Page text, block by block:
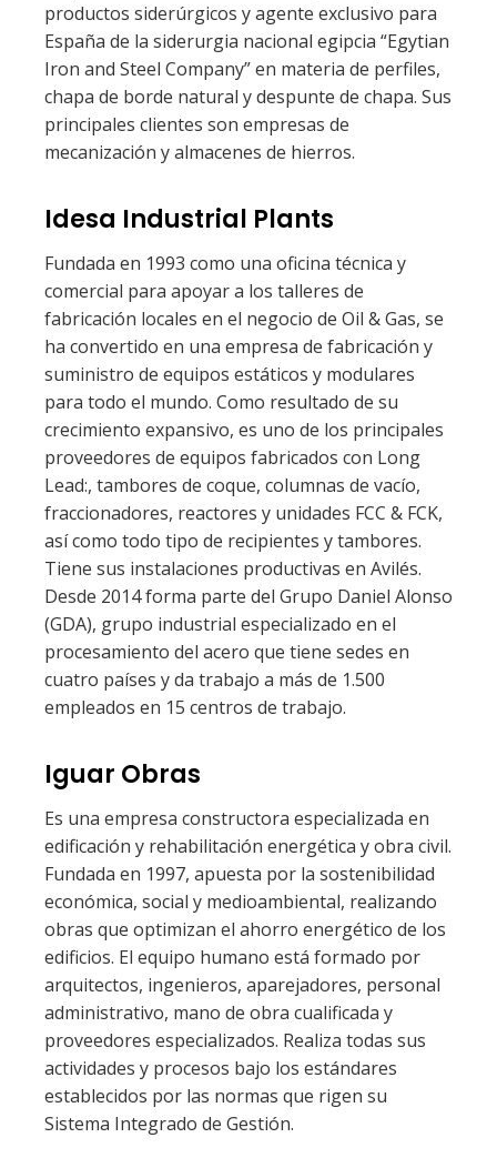
productos siderúrgicos y agente exclusivo para
España de la siderurgia nacional egipcia “Egytian
Iron and Steel Company” en materia de perfiles,
chapa de borde natural y despunte de chapa. Sus
principales clientes son empresas de
mecanización y almacenes de hierros.
Idesa Industrial Plants
Fundada en 1993 como una oficina técnica y
comercial para apoyar a los talleres de
fabricación locales en el negocio de Oil & Gas, se
ha convertido en una empresa de fabricación y
suministro de equipos estáticos y modulares
para todo el mundo. Como resultado de su
crecimiento expansivo, es uno de los principales
proveedores de equipos fabricados con Long
Lead:, tambores de coque, columnas de vacío,
fraccionadores, reactores y unidades FCC & FCK,
así como todo tipo de recipientes y tambores.
Tiene sus instalaciones productivas en Avilés.
Desde 2014 forma parte del Grupo Daniel Alonso
(GDA), grupo industrial especializado en el
procesamiento del acero que tiene sedes en
cuatro países y da trabajo a más de 1.500
empleados en 15 centros de trabajo.
Iguar Obras
Es una empresa constructora especializada en
edificación y rehabilitación energética y obra civil.
Fundada en 1997, apuesta por la sostenibilidad
económica, social y medioambiental, realizando
obras que optimizan el ahorro energético de los
edificios. El equipo humano está formado por
arquitectos, ingenieros, aparejadores, personal
administrativo, mano de obra cualificada y
proveedores especializados. Realiza todas sus
actividades y procesos bajo los estándares
establecidos por las normas que rigen su
Sistema Integrado de Gestión.